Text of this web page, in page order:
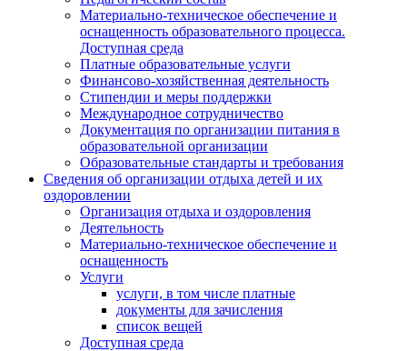
Материально-техническое обеспечение и
оснащенность образовательного процесса.
Доступная среда
Платные образовательные услуги
Финансово-хозяйственная деятельность
Стипендии и меры поддержки
Международное сотрудничество
Документация по организации питания в
образовательной организации
Образовательные стандарты и требования
Сведения об организации отдыха детей и их
оздоровлении
Организация отдыха и оздоровления
Деятельность
Материально-техническое обеспечение и
оснащенность
Услуги
услуги, в том числе платные
документы для зачисления
список вещей
Доступная среда